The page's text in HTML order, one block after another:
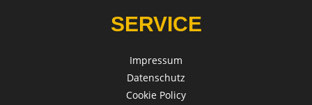
SERVICE
Impressum
Datenschutz
Cookie Policy